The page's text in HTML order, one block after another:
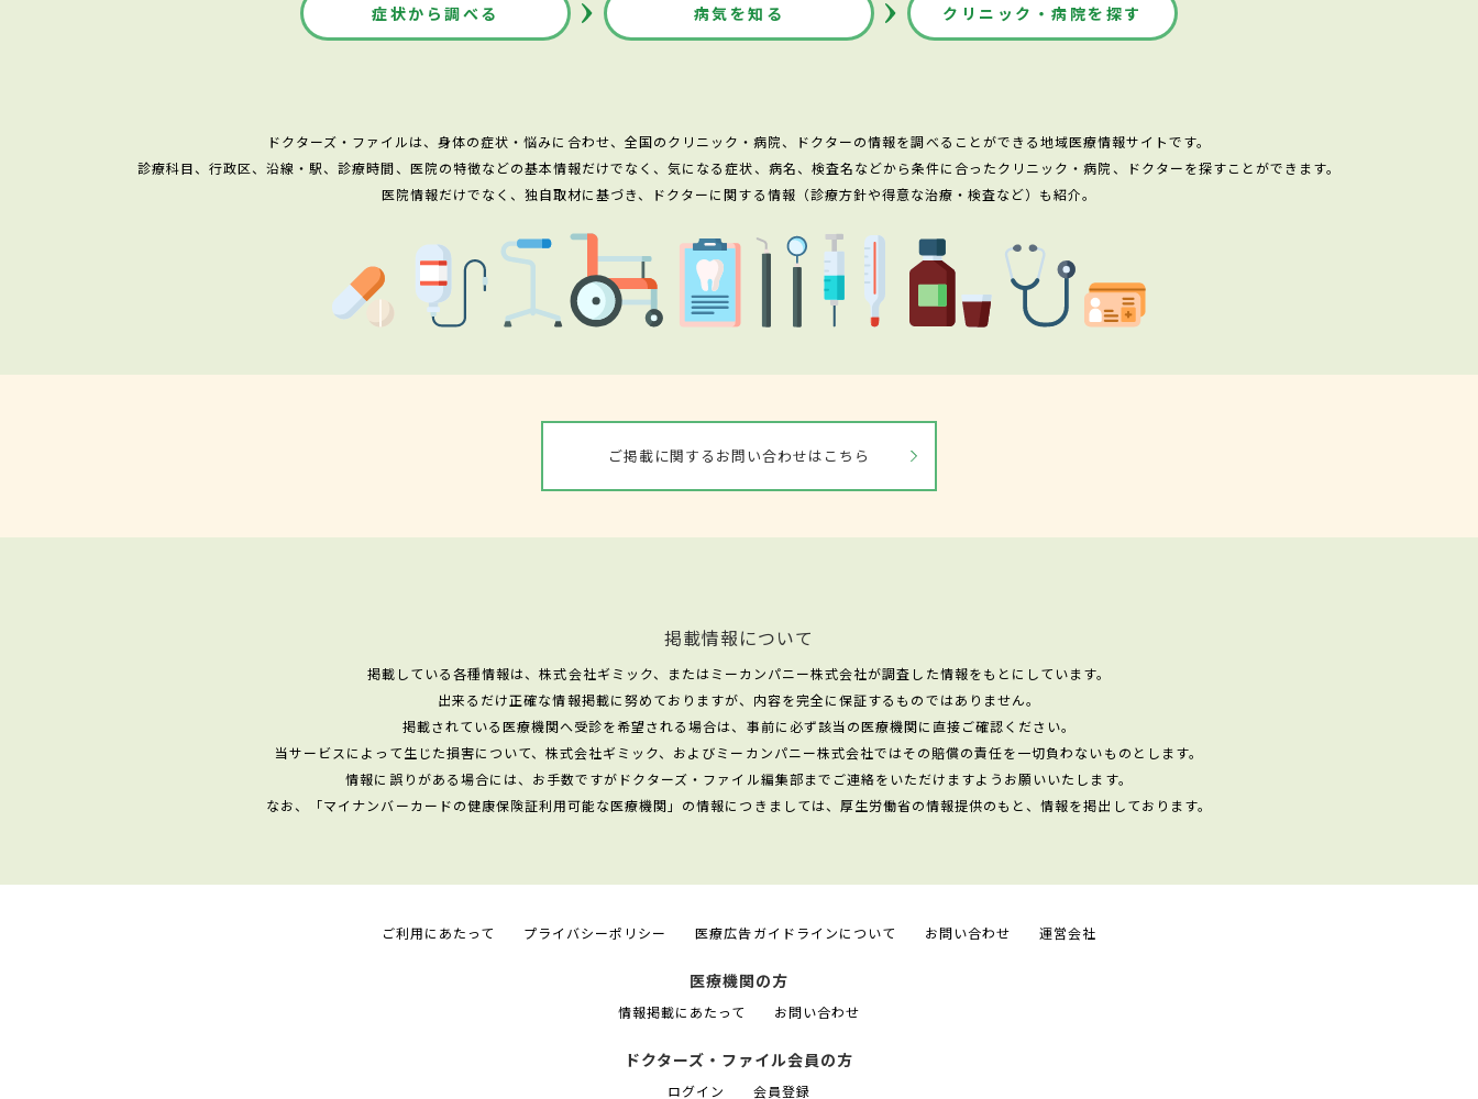
症状から調べる 病気を知る クリニック・病院を探す
ドクターズ・ファイルは、身体の症状・悩みに合わせ、全国のクリニック・病院、ドクターの情報を調べることができる地域医療情報サイトです。
診療科目、行政区、沿線・駅、診療時間、医院の特徴などの基本情報だけでなく、気になる症状、病名、検査名などから条件に合ったクリニック・病院、ドクターを探すことができます。
医院情報だけでなく、独自取材に基づき、ドクターに関する情報（診療方針や得意な治療・検査など）も紹介。
ご掲載に関するお問い合わせはこちら
掲載情報について
掲載している各種情報は、株式会社ギミック、またはミーカンパニー株式会社が調査した情報をもとにしています。
出来るだけ正確な情報掲載に努めておりますが、内容を完全に保証するものではありません。
掲載されている医療機関へ受診を希望される場合は、事前に必ず該当の医療機関に直接ご確認ください。
当サービスによって生じた損害について、株式会社ギミック、およびミーカンパニー株式会社ではその賠償の責任を一切負わないものとします。
情報に誤りがある場合には、お手数ですがドクターズ・ファイル編集部までご連絡をいただけますようお願いいたします。
なお、「マイナンバーカードの健康保険証利用可能な医療機関」の情報につきましては、厚生労働省の情報提供のもと、情報を掲出しております。
ご利用にあたって プライバシーポリシー 医療広告ガイドラインについて お問い合わせ 運営会社
医療機関の方
情報掲載にあたって お問い合わせ
ドクターズ・ファイル会員の方
ログイン 会員登録